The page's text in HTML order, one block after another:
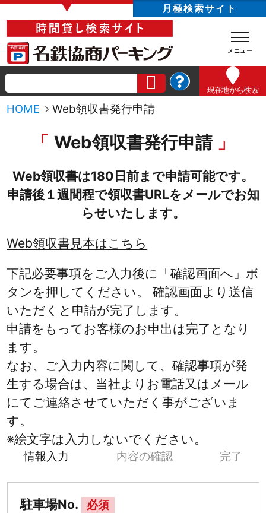
▼ 月極検索サイト
現在地から検索
HOME Web領収書発行申請
Web領収書発行申請
Web領収書は180日前まで申請可能です。
申請後１週間程で領収書URLをメールでお知
らせいたします。
Web領収書見本はこちら
下記必要事項をご入力後に「確認画面へ」ボ
タンを押してください。 確認画面より送信
いただくと申請が完了します。
申請をもってお客様のお申出は完了となり
ます。
なお、ご入力内容に関して、確認事項が発
生する場合は、当社よりお電話又はメール
にてご連絡させていただく事がございま
す。
※絵文字は入力しないでください。
情報入力 内容の確認 完了
駐車場No. 必須